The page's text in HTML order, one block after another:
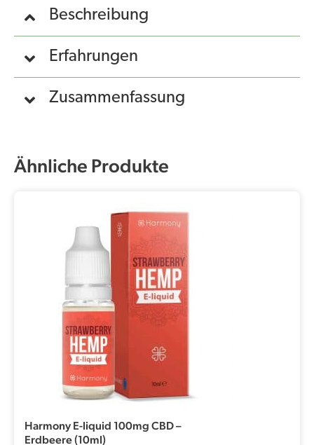
Beschreibung
Erfahrungen
Zusammenfassung
Ähnliche Produkte
Harmony E-liquid 100mg CBD –
Erdbeere (10ml)